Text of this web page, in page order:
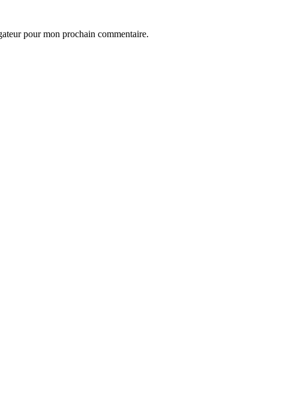
pour mon prochain commentaire.